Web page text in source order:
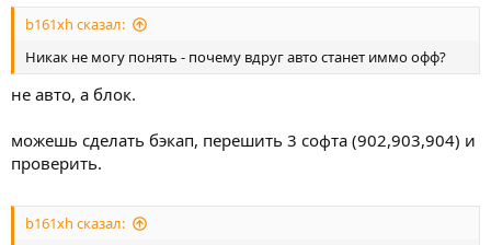
b161xh сказал:
Никак не могу понять - почему вдруг авто станет иммо офф?
не авто, а блок.
можешь сделать бэкап, перешить 3 софта (902,903,904) и
проверить.
b161xh сказал: